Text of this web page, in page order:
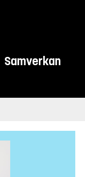
Samverkan